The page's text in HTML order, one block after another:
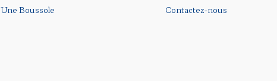
Une Boussole
Contactez-nous